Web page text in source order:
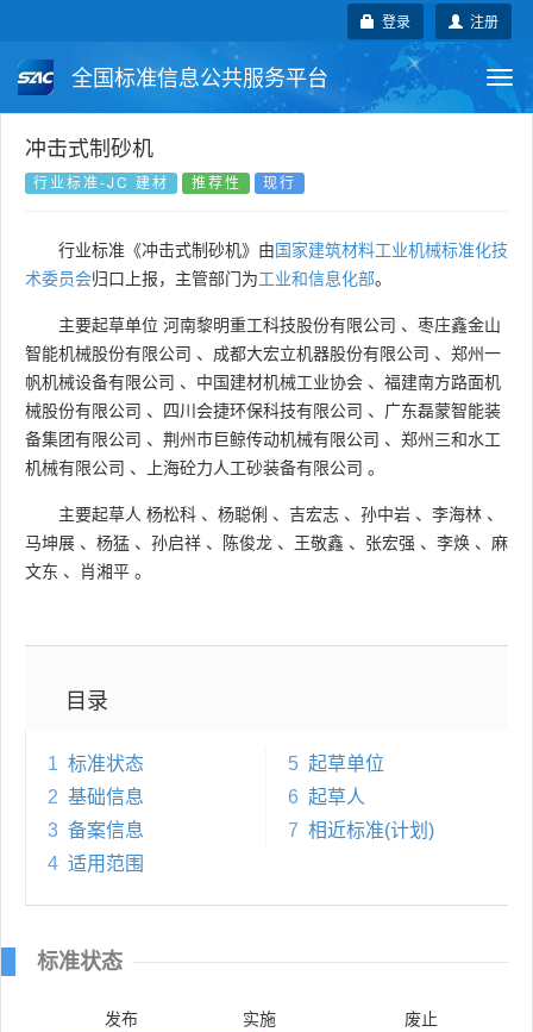
注册
登录
全国标准信息公共服务平台
国家标准
国外标准 技术委员会
冲击式制砂机
行业标准-JC 建材 推荐性 现行
行业标准《冲击式制砂机》由国家建筑材料工业机械标准化技
术委员会归口上报，主管部门为工业和信息化部。
主要起草单位 河南黎明重工科技股份有限公司 、 枣庄鑫金山
智能机械股份有限公司 、 成都大宏立机器股份有限公司 、 郑州一
帆机械设备有限公司 、 中国建材机械工业协会 、 福建南方路面机
械股份有限公司 、 四川会捷环保科技有限公司 、 广东磊蒙智能装
备集团有限公司 、 荆州市巨鲸传动机械有限公司 、 郑州三和水工
机械有限公司 、 上海砼力人工砂装备有限公司 。
主要起草人 杨松科 、 杨聪俐 、 吉宏志 、 孙中岩 、 李海林 、
马坤展 、 杨猛 、 孙启祥 、 陈俊龙 、 王敬鑫 、 张宏强 、 李焕 、 麻
文东 、 肖湘平 。
目录
1 标准状态
2 基础信息
3 备案信息
4 适用范围
5 起草单位
6 起草人
7 相近标准(计划)
标准状态
发布 实施 废止